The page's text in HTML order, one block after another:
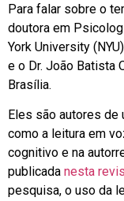
Para falar sobre o
doutora em
York University
e o Dr. João Batista
Brasília.
Eles são autores
como a leitura em
cognitivo e na
publicada nesta
pesquisa, o uso da